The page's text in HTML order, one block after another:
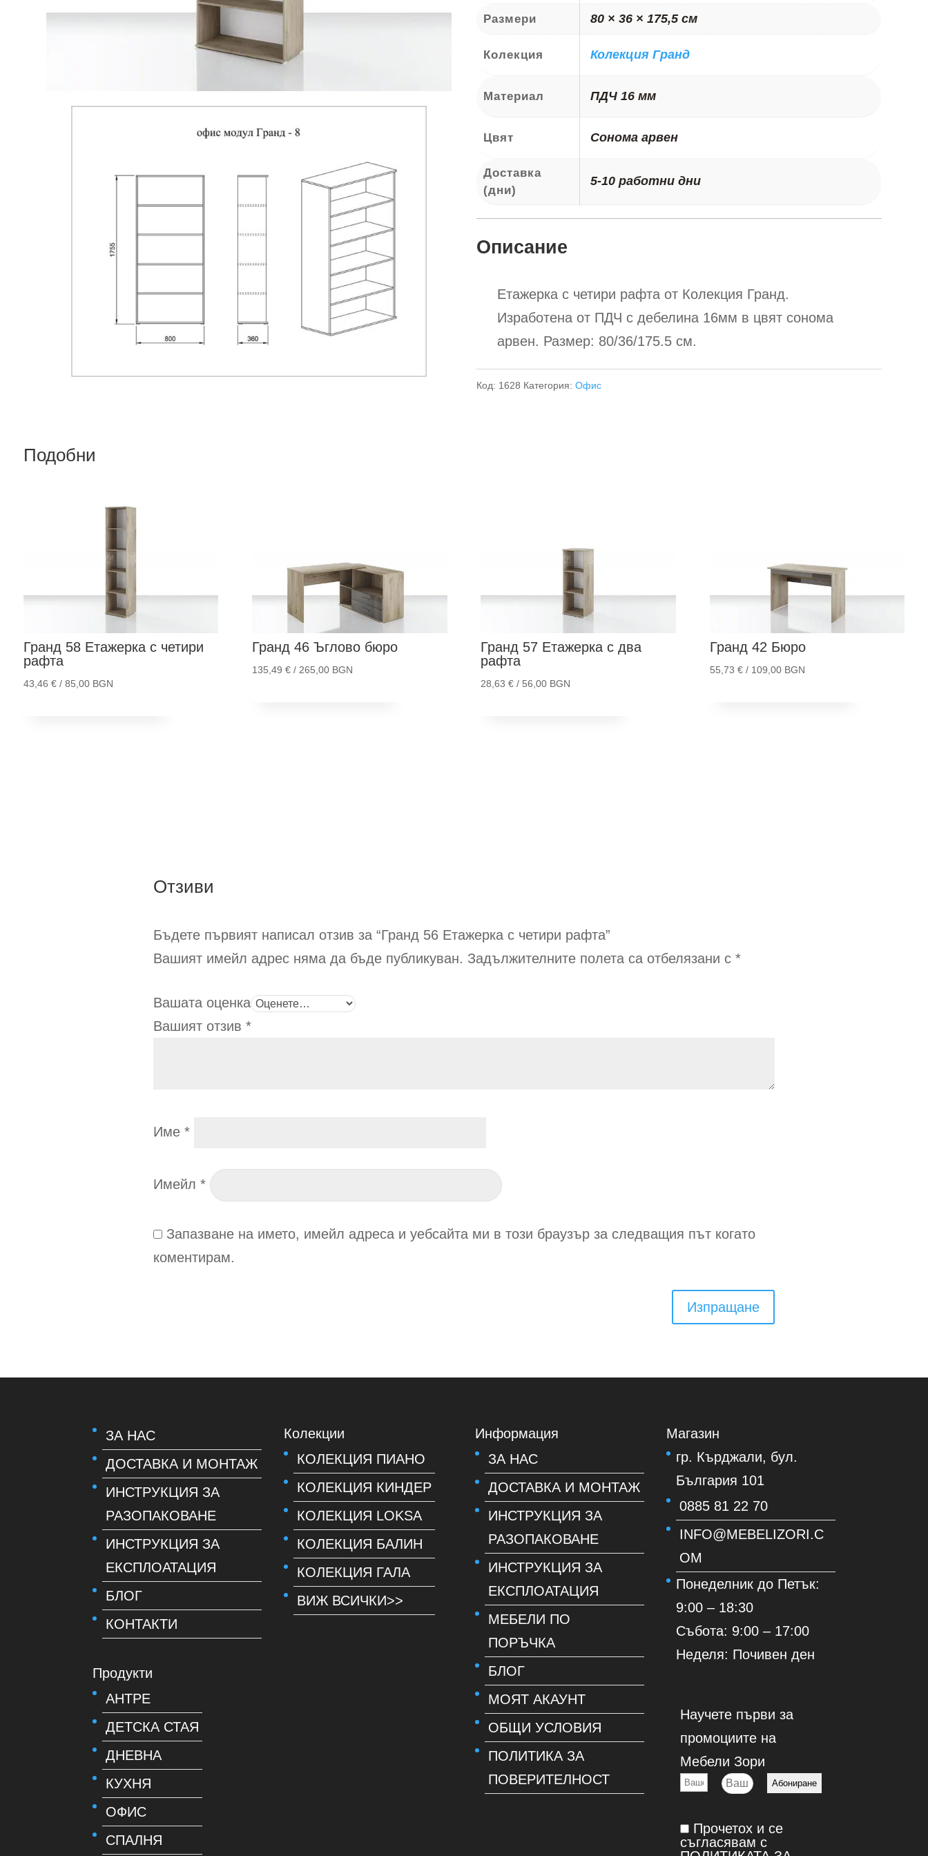
Размери 80 × 36 × 175,5 см
Колекция Колекция Гранд
Материал ПДЧ 16 мм
Цвят Сонома арвен
Доставка
(дни)
5-10 работни дни
Описание
Етажерка с четири рафта от Колекция Гранд.
Изработена от ПДЧ с дебелина 16мм в цвят сонома
арвен. Размер: 80/36/175.5 см.
Код: 1628 Категория:Офис
Подобни
Гранд 58Етажерка с четири
рафта
43,46 € / 85,00 BGN
Гранд 46Ъглово бюро
135,49 € / 265,00 BGN
Гранд 57 Етажерка с два
рафта
28,63€ / 56,00 BGN
Гранд 42 Бюро
55,73 € / 109,00 BGN
Отзиви
Бъдете първият написал отзив за “Гранд 56 Етажерка с четири рафта”
Вашият имейл адрес няма да бъде публикуван. Задължителните полета са отбелязани с *
Вашата оценка
Вашият отзив *
Име *
Имейл *
Запазване на името, имейл адреса и уебсайта ми в този браузър за следващия път когато
коментирам.
Изпращане
ЗА НАС
ДОСТАВКА И МОНТАЖ
ИНСТРУКЦИЯ ЗА
РАЗОПАКОВАНЕ
ИНСТРУКЦИЯ ЗА
ЕКСПЛОАТАЦИЯ
БЛОГ
КОНТАКТИ
Продукти
АНТРЕ
ДЕТСКА СТАЯ
ДНЕВНА
КУХНЯ
ОФИС
СПАЛНЯ
Колекции
КОЛЕКЦИЯ ПИАНО
КОЛЕКЦИЯ КИНДЕР
КОЛЕКЦИЯ LOKSA
КОЛЕКЦИЯ БАЛИН
КОЛЕКЦИЯ ГАЛА
ВИЖ ВСИЧКИ>>
Информация
ЗА НАС
ДОСТАВКА И МОНТАЖ
ИНСТРУКЦИЯ ЗА
РАЗОПАКОВАНЕ
ИНСТРУКЦИЯ ЗА
ЕКСПЛОАТАЦИЯ
МЕБЕЛИ ПО
ПОРЪЧКА
БЛОГ
МОЯТ АКАУНТ
ОБЩИ УСЛОВИЯ
ПОЛИТИКА ЗА
ПОВЕРИТЕЛНОСТ
Магазин
гр. Кърджали, бул.
България 101
0885 81 22 70
INFO@MEBELIZORI.C
OM
Понеделник до Петък:
9:00 – 18:30
Събота: 9:00 – 17:00
Неделя: Почивен ден
Научете първи за
промоциите на
Мебели Зори
Прочетох и се
съгласявам с